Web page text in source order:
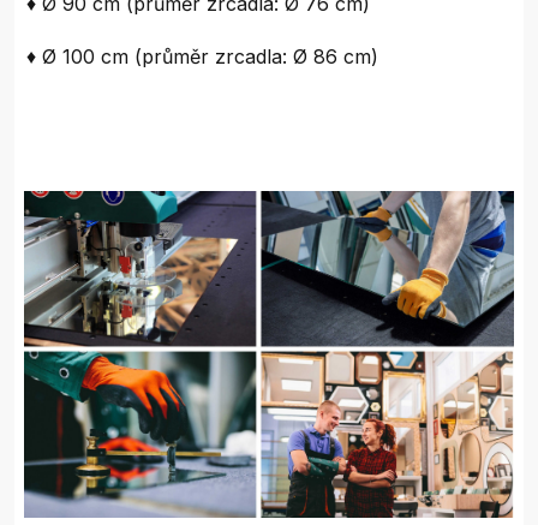
♦ Ø 100 cm (průměr zrcadla: Ø 86 cm)